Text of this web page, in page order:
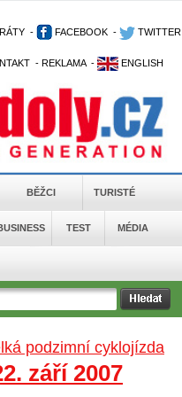
- FACEBOOK - TWITTER
- REKLAMA - ENGLISH
BĚŽCI TURISTÉ
TEST MÉDIA
podzimní cyklojízda
září 2007